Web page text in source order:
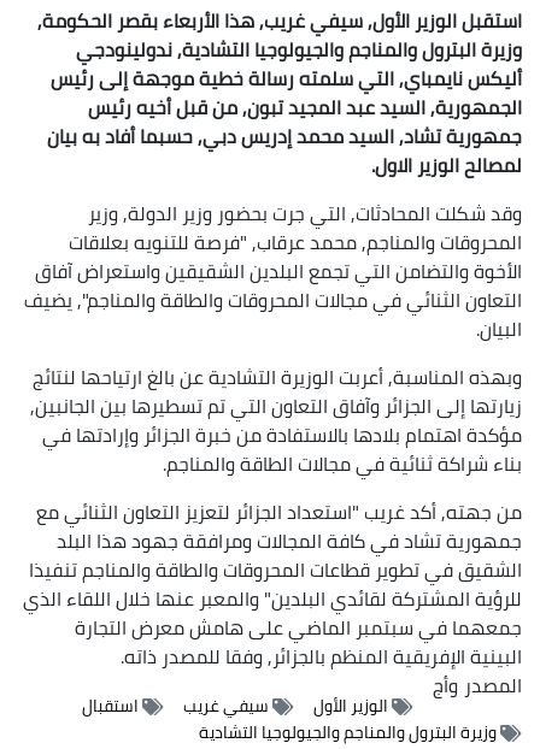
استقبل الوزير الأول, سيفي غريب, هذا الأربعاء بقصر الحكومة,
وزيرة البترول والمناجم والجيولوجيا التشادية, ندولينودجي
أليكس نايمباي, التي سلمته رسالة خطية موجهة إلى رئيس
الجمهورية, السيد عبد المجيد تبون, من قبل أخيه رئيس
جمهورية تشاد, السيد محمد إدريس دبي, حسبما أفاد به بيان
لمصالح الوزير الاول.
وقد شكلت المحادثات, التي جرت بحضور وزير الدولة, وزير
المحروقات والمناجم, محمد عرقاب, "فرصة للتنويه بعلاقات
الأخوة والتضامن التي تجمع البلدين الشقيقين واستعراض آفاق
التعاون الثنائي في مجالات المحروقات والطاقة والمناجم", يضيف
البيان.
وبهذه المناسبة, أعربت الوزيرة التشادية عن بالغ ارتياحها لنتائج
زيارتها إلى الجزائر وآفاق التعاون التي تم تسطيرها بين الجانبين,
مؤكدة اهتمام بلادها بالاستفادة من خبرة الجزائر وإرادتها في
بناء شراكة ثنائية في مجالات الطاقة والمناجم.
من جهته, أكد غريب "استعداد الجزائر لتعزيز التعاون الثنائي مع
جمهورية تشاد في كافة المجالات ومرافقة جهود هذا البلد
الشقيق في تطوير قطاعات المحروقات والطاقة والمناجم تنفيذا
للرؤية المشتركة لقائدي البلدين" والمعبر عنها خلال اللقاء الذي
جمعهما في سبتمبر الماضي على هامش معرض التجارة
البينية الإفريقية المنظم بالجزائر, وفقا للمصدر ذاته.
المصدروأج
الوزير الأول سيفي غريب
استقبال
وزيرة البترول والمناجم والجيولوجيا التشادية